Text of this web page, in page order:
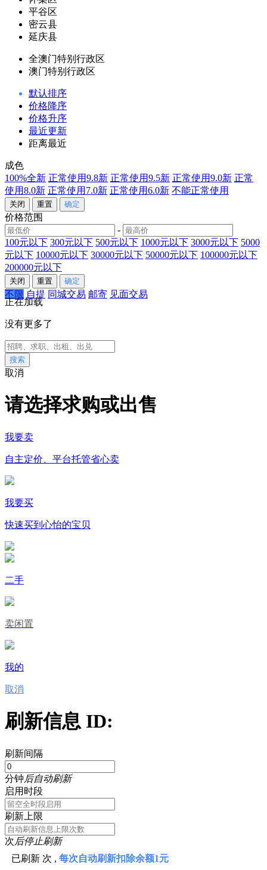
平谷区
密云县
延庆县
全澳门特别行政区
澳门特别行政区
默认排序
价格降序
价格升序
最近更新
距离最近
成色
100%全新 正常使用9.8新 正常使用9.5新 正常使用9.0新 正常
使用8.0新 正常使用7.0新 正常使用6.0新 不能正常使用
价格范围
-
100元以下 300元以下 500元以下 1000元以下 3000元以下 5000
元以下 10000元以下 30000元以下 50000元以下 100000元以下
200000元以下
不限 自提 同城交易 邮寄 见面交易
正在加载
没有更多了
搜索
取消
请选择求购或出售
我要卖
自主定价、平台托管省心卖
我要买
快速买到心怡的宝贝
二手
卖闲置
我的
取消
刷新信息 ID:
刷新间隔
分钟后自动刷新
启用时段
刷新上限
次后停止刷新
已刷新 次 ,每次自动刷新扣除余额1元